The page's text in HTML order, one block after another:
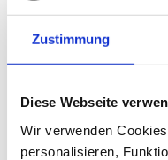
Zustimmung
Diese Webseite
Wir verwenden
personalisieren,